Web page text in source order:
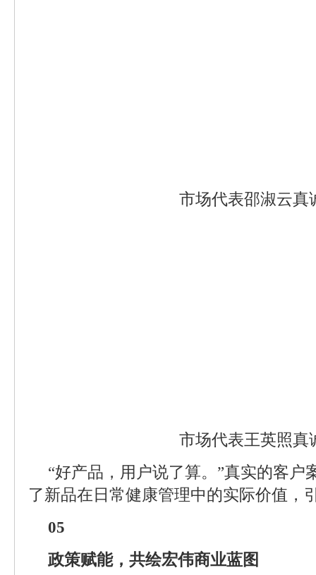
市场代表邵淑云真
市场代表王英照真
“好产品，用户说了算。”真实的客户
了新品在日常健康管理中的实际价值，
05
政策赋能，共绘宏伟商业蓝图